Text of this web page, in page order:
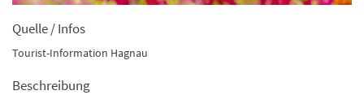
Quelle / Infos
Tourist-Information Hagnau
Beschreibung